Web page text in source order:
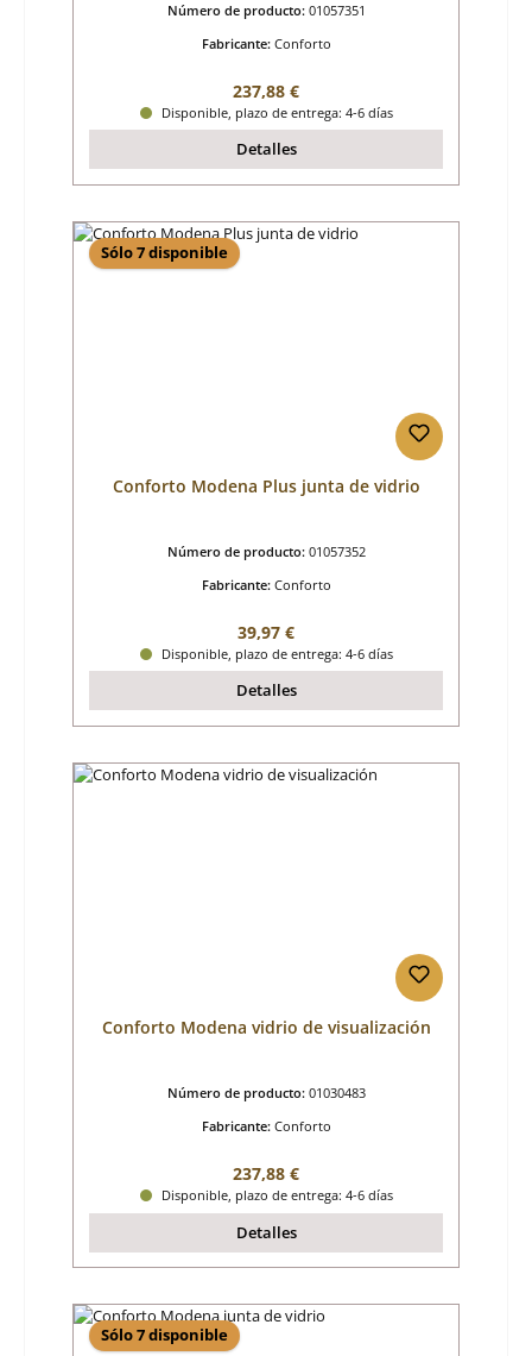
Número de producto: 01057351
Fabricante: Conforto
Precio normal:
237,88 €
Disponible, plazo de entrega: 4-6 días
Detalles
Sólo 7 disponible
Conforto Modena Plus junta de vidrio
Número de producto: 01057352
Fabricante: Conforto
Precio normal:
39,97 €
Disponible, plazo de entrega: 4-6 días
Detalles
Conforto Modena vidrio de visualización
Número de producto: 01030483
Fabricante: Conforto
Precio normal:
237,88 €
Disponible, plazo de entrega: 4-6 días
Detalles
Sólo 7 disponible